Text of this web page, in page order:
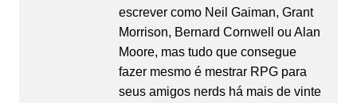
escrever como Neil Gaiman, Grant
Morrison, Bernard Cornwell ou Alan
Moore, mas tudo que consegue
fazer mesmo é mestrar RPG para
seus amigos nerds há mais de vinte